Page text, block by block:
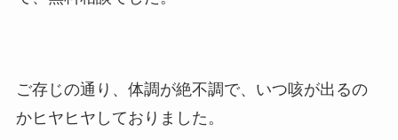
ご存じの通り、体調が絶不調で、いつ咳が出るの
かヒヤヒヤしておりました。